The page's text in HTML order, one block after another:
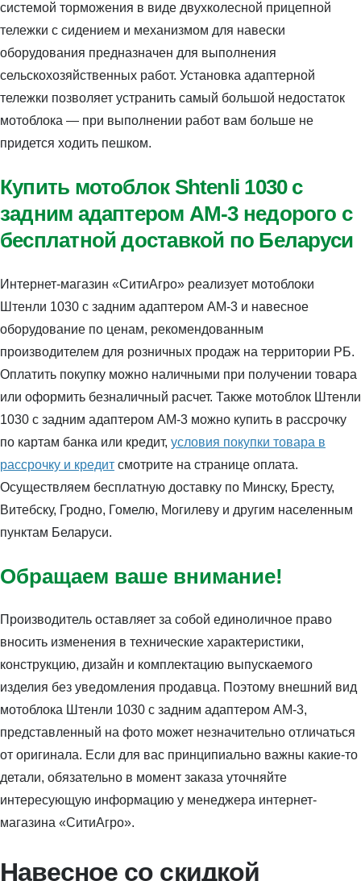
системой торможения в виде двухколесной прицепной
тележки с сидением и механизмом для навески
оборудования предназначен для выполнения
сельскохозяйственных работ. Установка адаптерной
тележки позволяет устранить самый большой недостаток
мотоблока — при выполнении работ вам больше не
придется ходить пешком.
Купить мотоблок Shtenli 1030 с
задним адаптером АМ-3 недорого с
бесплатной доставкой по Беларуси
Интернет-магазин «СитиАгро» реализует мотоблоки
Штенли 1030 с задним адаптером АМ-3 и навесное
оборудование по ценам, рекомендованным
производителем для розничных продаж на территории РБ.
Оплатить покупку можно наличными при получении товара
или оформить безналичный расчет. Также мотоблок Штенли
1030 с задним адаптером АМ-3 можно купить в рассрочку
по картам банка или кредит, условия покупки товара в
рассрочку и кредит смотрите на странице оплата.
Осуществляем бесплатную доставку по Минску, Бресту,
Витебску, Гродно, Гомелю, Могилеву и другим населенным
пунктам Беларуси.
Обращаем ваше внимание!
Производитель оставляет за собой единоличное право
вносить изменения в технические характеристики,
конструкцию, дизайн и комплектацию выпускаемого
изделия без уведомления продавца. Поэтому внешний вид
мотоблока Штенли 1030 с задним адаптером АМ-3,
представленный на фото может незначительно отличаться
от оригинала. Если для вас принципиально важны какие-то
детали, обязательно в момент заказа уточняйте
интересующую информацию у менеджера интернет-
магазина «СитиАгро».
Навесное со скидкой